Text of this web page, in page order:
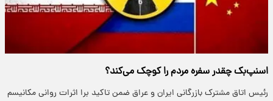
اسنپ‌بک چقدر سفره مردم را کوچک می‌کند؟
رئیس اتاق مشترک بازرگانی ایران و عراق ضمن تاکید برا اثرات روانی مکانیسم